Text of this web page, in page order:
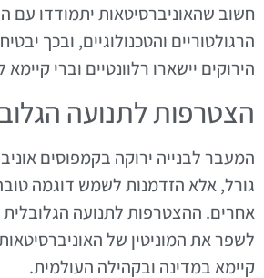
חשוב שהאוניברסיטאות יתמודדו עם
הרגולטוריים והטכנולוגיים, ובכך
הירוקים יישארו רלוונטיים וברי
הצטרפות לתנועה
המעבר לבנייה ירוקה בקמפוסים
גורל, אלא הזדמנות לשמש דוגמה
אחרים. ההצטרפות לתנועה הגלובלית
לשפר את המוניטין של
קיימא במדינה ובקהילה העולמית.